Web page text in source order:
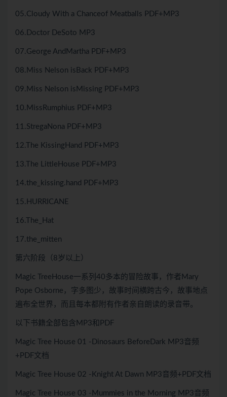
05.Cloudy With a Chanceof Meatballs PDF+MP3
06.Doctor DeSoto MP3
07.George AndMartha PDF+MP3
08.Miss Nelson isBack PDF+MP3
09.Miss Nelson isMissing PDF+MP3
10.MissRumphius PDF+MP3
11.StregaNona PDF+MP3
12.The KissingHand PDF+MP3
13.The LittleHouse PDF+MP3
14.the_kissing.hand PDF+MP3
15.HURRICANE
16.The_Hat
17.the_mitten
第六阶段（8岁以上）
Magic TreeHouse一系列40多本的冒险故事，作者Mary
Pope Osborne，字多图少，故事时间横跨古今，故事地点
遍布全世界，而且每本都附有作者亲自朗读的录音带。
以下书籍全部包含MP3和PDF
Magic Tree House 01 -Dinosaurs BeforeDark MP3音频
+PDF文档
Magic Tree House 02 -Knight At Dawn MP3音频+PDF文档
Magic Tree House 03 -Mummies in the Morning MP3音频